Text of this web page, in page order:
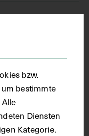
bzw.
bestimmte
Diensten
Kategorie.